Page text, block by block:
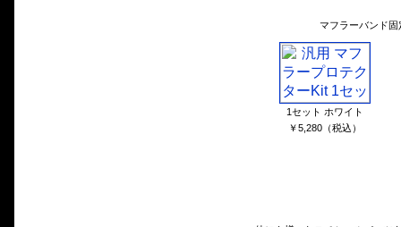
マフラーバンド
1セット ホワイト
￥5,280（税込）